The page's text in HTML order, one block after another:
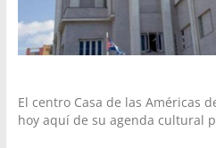
El centro Casa de las Américas
hoy aquí de su agenda cultural